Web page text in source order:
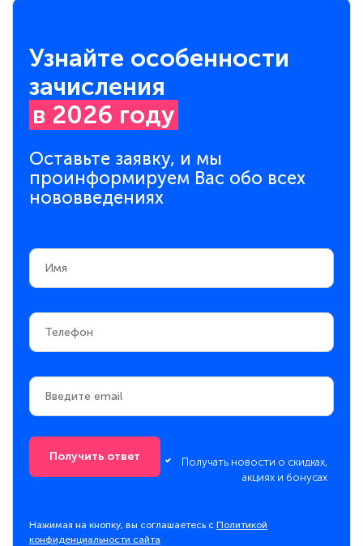
Узнайте особенности
зачисления
в 2026 году
Оставьте заявку, и мы
проинформируем Вас обо всех
нововведениях
Получить ответ
Получать новости о скидках,
акциях и бонусах
Нажимая на кнопку, вы соглашаетесь сПолитикой
конфиденциальности сайта